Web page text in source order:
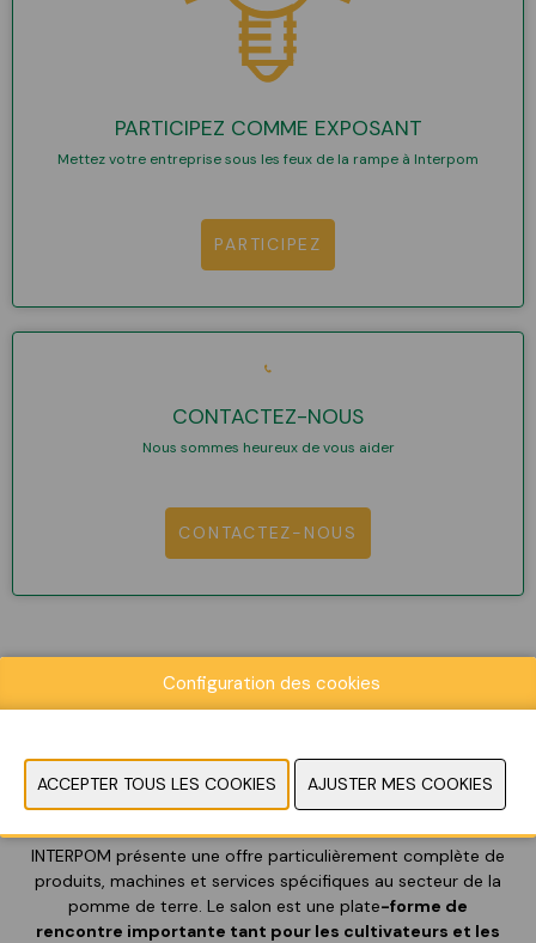
PARTICIPEZ COMME EXPOSANT
Mettez votre entreprise sous les feux de la rampe à Interpom
PARTICIPEZ
CONTACTEZ-NOUS
Nous sommes heureux de vous aider
CONTACTEZ-NOUS
pour le secteur des pommes de terre en Europeoù toute la
chaîne est représentée: de la culture à la transformation
et la commercialisation.
INTERPOM présente une offre particulièrement complète de
produits, machines et services spécifiques au secteur de la
pomme de terre. Le salon est une plate-forme de
rencontre importante tant pour les cultivateurs et les
Configuration des cookies